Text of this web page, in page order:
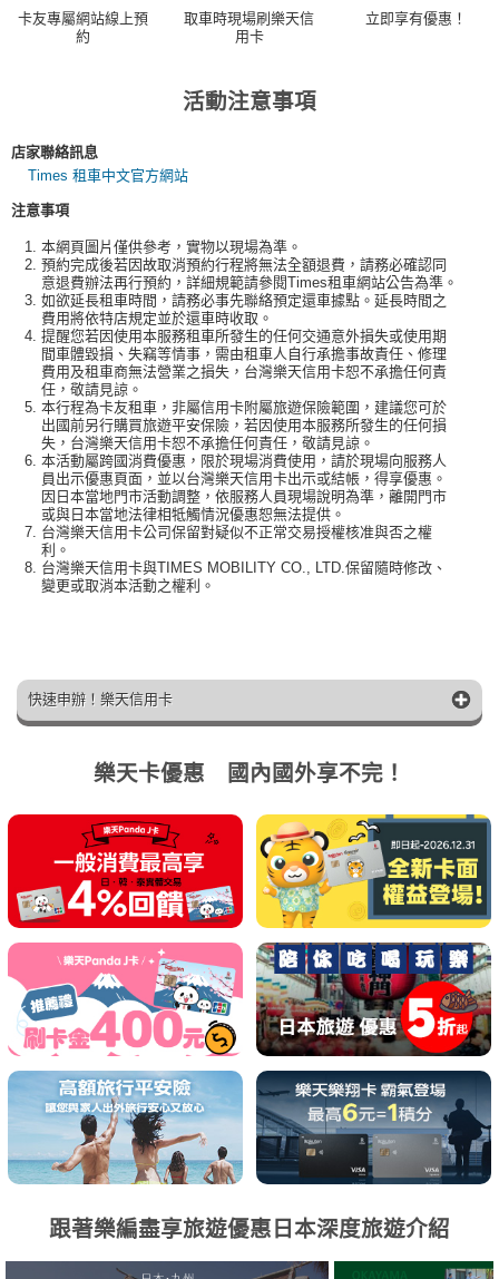
卡友專屬網站線上預
約
取車時現場刷樂天信
用卡
立即享有優惠！
活動注意事項
店家聯絡訊息
Times 租車中文官方網站
注意事項
本網頁圖片僅供參考，實物以現場為準。
預約完成後若因故取消預約行程將無法全額退費，請務必確認同
意退費辦法再行預約，詳細規範請參閱Times租車網站公告為準。
如欲延長租車時間，請務必事先聯絡預定還車據點。延長時間之
費用將依特店規定並於還車時收取。
提醒您若因使用本服務租車所發生的任何交通意外損失或使用期
間車體毀損、失竊等情事，需由租車人自行承擔事故責任、修理
費用及租車商無法營業之損失，台灣樂天信用卡恕不承擔任何責
任，敬請見諒。
本行程為卡友租車，非屬信用卡附屬旅遊保險範圍，建議您可於
出國前另行購買旅遊平安保險，若因使用本服務所發生的任何損
失，台灣樂天信用卡恕不承擔任何責任，敬請見諒。
本活動屬跨國消費優惠，限於現場消費使用，請於現場向服務人
員出示優惠頁面，並以台灣樂天信用卡出示或結帳，得享優惠。
因日本當地門市活動調整，依服務人員現場說明為準，離開門市
或與日本當地法律相牴觸情況優惠恕無法提供。
台灣樂天信用卡公司保留對疑似不正常交易授權核准與否之權
利。
台灣樂天信用卡與TIMES MOBILITY CO., LTD.保留隨時修改、
變更或取消本活動之權利。
快速申辦！樂天信用卡
樂天卡優惠 國內國外享不完！
跟著樂編盡享旅遊優惠日本深度旅遊介紹